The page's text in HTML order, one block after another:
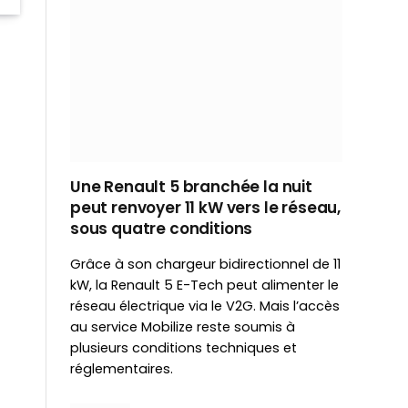
Une Renault 5 branchée la nuit
peut renvoyer 11 kW vers le réseau,
sous quatre conditions
Grâce à son chargeur bidirectionnel de 11
kW, la Renault 5 E-Tech peut alimenter le
réseau électrique via le V2G. Mais l’accès
au service Mobilize reste soumis à
plusieurs conditions techniques et
réglementaires.